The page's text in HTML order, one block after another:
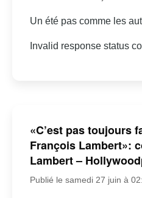
Un été pas comme les
Invalid response status
«C’est pas toujours
François Lambert»:
Lambert –
Publié le samedi 27 juin à